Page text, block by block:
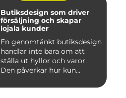
Butiksdesign som driver
försäljning och skapar
lojala kunder
En genomtänkt butiksdesign
handlar inte bara om att
ställa ut hyllor och varor.
Den påverkar hur kun...